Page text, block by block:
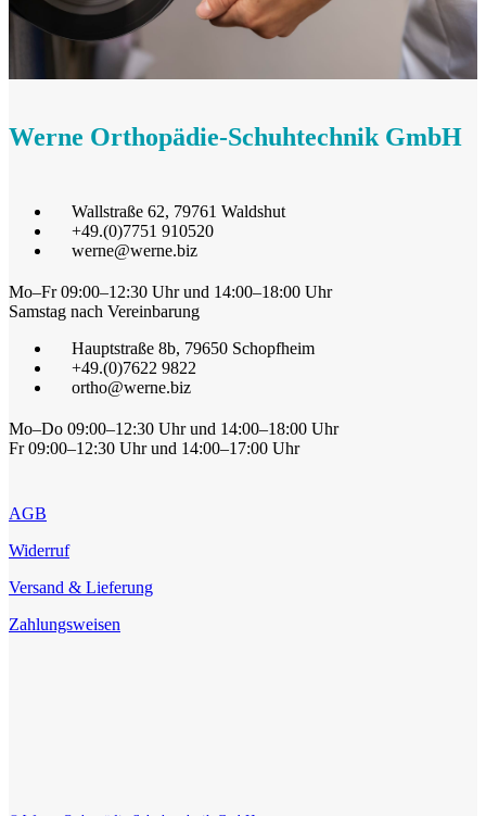
Werne Orthopädie-Schuhtechnik GmbH
Wallstraße 62, 79761 Waldshut
+49.(0)7751 910520
werne@werne.biz
Mo–Fr 09:00–12:30 Uhr und 14:00–18:00 Uhr
Samstag nach Vereinbarung
Hauptstraße 8b, 79650 Schopfheim
+49.(0)7622 9822
ortho@werne.biz
Mo–Do 09:00–12:30 Uhr und 14:00–18:00 Uhr
Fr 09:00–12:30 Uhr und 14:00–17:00 Uhr
AGB
Widerruf
Versand & Lieferung
Zahlungsweisen